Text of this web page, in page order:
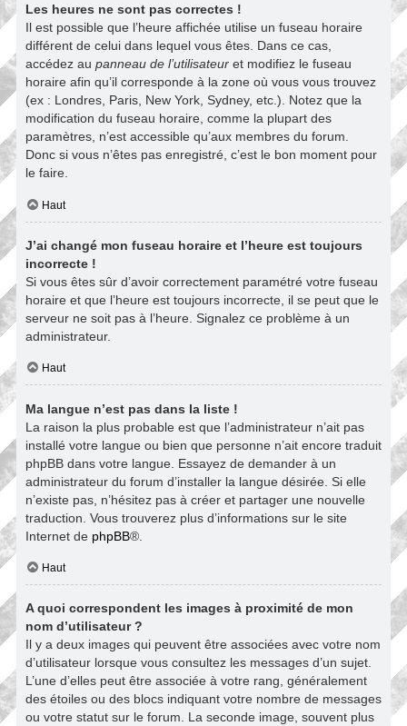
Les heures ne sont pas correctes !
Il est possible que l’heure affichée utilise un fuseau horaire
différent de celui dans lequel vous êtes. Dans ce cas,
accédez au panneau de l’utilisateur et modifiez le fuseau
horaire afin qu’il corresponde à la zone où vous vous trouvez
(ex : Londres, Paris, New York, Sydney, etc.). Notez que la
modification du fuseau horaire, comme la plupart des
paramètres, n’est accessible qu’aux membres du forum.
Donc si vous n’êtes pas enregistré, c’est le bon moment pour
le faire.
Haut
J’ai changé mon fuseau horaire et l’heure est toujours
incorrecte !
Si vous êtes sûr d’avoir correctement paramétré votre fuseau
horaire et que l’heure est toujours incorrecte, il se peut que le
serveur ne soit pas à l’heure. Signalez ce problème à un
administrateur.
Haut
Ma langue n’est pas dans la liste !
La raison la plus probable est que l’administrateur n’ait pas
installé votre langue ou bien que personne n’ait encore traduit
phpBB dans votre langue. Essayez de demander à un
administrateur du forum d’installer la langue désirée. Si elle
n’existe pas, n’hésitez pas à créer et partager une nouvelle
traduction. Vous trouverez plus d’informations sur le site
Internet de phpBB®.
Haut
A quoi correspondent les images à proximité de mon
nom d’utilisateur ?
Il y a deux images qui peuvent être associées avec votre nom
d’utilisateur lorsque vous consultez les messages d’un sujet.
L’une d’elles peut être associée à votre rang, généralement
des étoiles ou des blocs indiquant votre nombre de messages
ou votre statut sur le forum. La seconde image, souvent plus